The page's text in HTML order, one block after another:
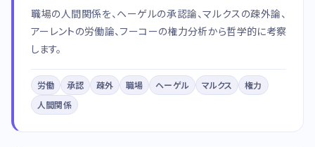
職場の人間関係を、ヘーゲルの承認論、マルクスの疎外論、
アーレントの労働論、フーコーの権力分析から哲学的に考察
します。
労働 承認 疎外 職場 ヘーゲル マルクス
権力
人間関係